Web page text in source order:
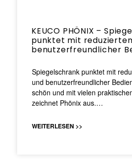
KEUCO PHÖNIX –
punktet mit
benutzerfreundlicher
Spiegelschrank punktet mit
und benutzerfreundlicher
schön und mit vielen
zeichnet Phönix aus.…
WEITERLESEN >>